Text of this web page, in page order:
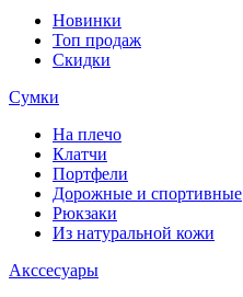
Новинки
Топ продаж
Скидки
Сумки
На плечо
Клатчи
Портфели
Дорожные и спортивные
Рюкзаки
Из натуральной кожи
Акссесуары